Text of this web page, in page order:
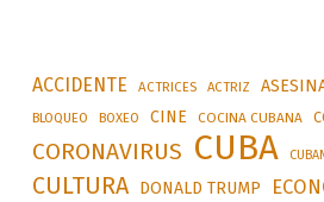
ACCIDENTE ACTRICES ACTRIZ
BLOQUEO BOXEO CINE COCINA CUBANA
CORONAVIRUS CUBA
CULTURA DONALD TRUMP